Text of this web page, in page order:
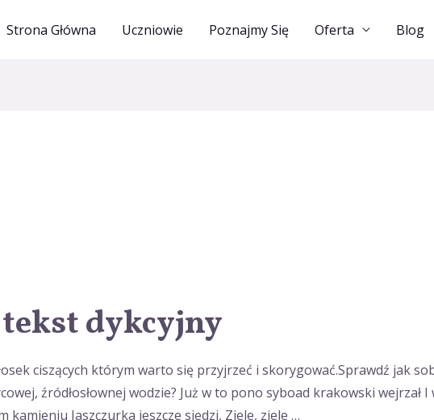
Strona Główna Uczniowie Poznajmy Się Oferta Blog
dykcyjny
ciszących którym warto się przyjrzeć i skorygować.Sprawdź jak
źródłosłownej wodzie? Już w to pono syboad krakowski wejrzał
Jaszczurka jeszcze siedzi, Ziele, ziele …